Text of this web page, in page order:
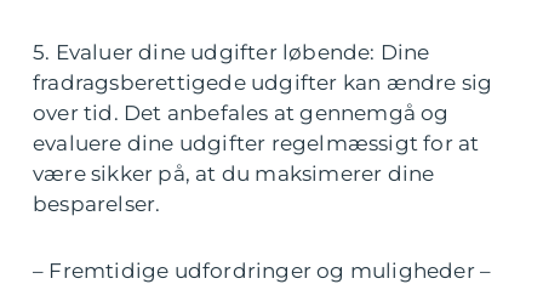
5. Evaluer dine udgifter løbende: Dine
fradragsberettigede udgifter kan ændre sig
over tid. Det anbefales at gennemgå og
evaluere dine udgifter regelmæssigt for at
være sikker på, at du maksimerer dine
besparelser.
– Fremtidige udfordringer og muligheder –